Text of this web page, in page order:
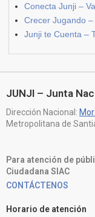
Conecta Junji –
Crecer Jugando
Junji te Cuenta –
JUNJI – Junta
Dirección Nacional:
Metropolitana de
Para atención de
Ciudadana SIAC
CONTÁCTENOS
Horario de atención